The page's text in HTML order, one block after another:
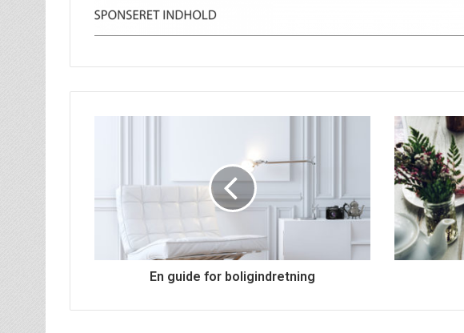
En guide for boligindretning